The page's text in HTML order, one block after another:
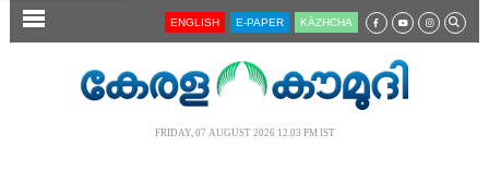
SECTIONS ENGLISH E-PAPER KĀZHCHA
FRIDAY, 07 AUGUST 2026 12.03 PM IST